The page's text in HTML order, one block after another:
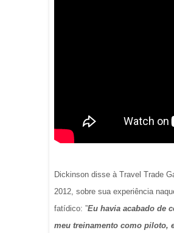
Dickinson disse à Travel Trade
2012, sobre sua experiência
fatídico: ”Eu havia acabado de
meu treinamento como piloto,